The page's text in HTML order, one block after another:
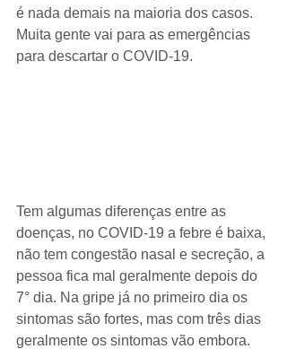
é nada demais na maioria dos casos.
Muita gente vai para as emergências
para descartar o COVID-19.
Tem algumas diferenças entre as
doenças, no COVID-19 a febre é baixa,
não tem congestão nasal e secreção, a
pessoa fica mal geralmente depois do
7° dia. Na gripe já no primeiro dia os
sintomas são fortes, mas com três dias
geralmente os sintomas vão embora.